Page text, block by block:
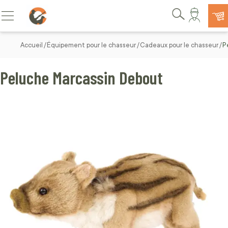
Allez au contenu
Basculer la navigation
Rechercher
Accueil Équipement pour le chasseur Cadeaux pour le chasseur
Peluche Marcassin Debout